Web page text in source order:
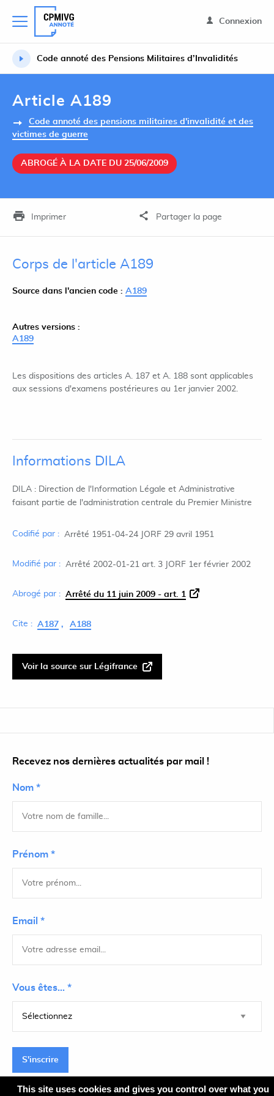
Connexion
Code annoté des Pensions Militaires d’Invalidités
Article A189
Code annoté des pensions militaires d'invalidité et des
victimes de guerre
ABROGÉ À LA DATE DU 25/06/2009
Imprimer Partager la page
Corps de l'article A189
Source dans l'ancien code : A189
Autres versions :
A189
Les dispositions des articles A. 187 et A. 188 sont applicables
aux sessions d'examens postérieures au 1er janvier 2002.
Informations DILA
DILA : Direction de l'Information Légale et Administrative
faisant partie de l'administration centrale du Premier Ministre
Codifié par : Arrêté 1951-04-24 JORF 29 avril 1951
Modifié par : Arrêté 2002-01-21 art. 3 JORF 1er février 2002
Abrogé par : Arrêté du 11 juin 2009 - art. 1
Cite : A187 A188
Voir la source sur Légifrance
Recevez nos dernières actualités par mail !
Nom *
Prénom *
Email *
Vous êtes... *
S'inscrire
This site uses cookies and gives you control over what you